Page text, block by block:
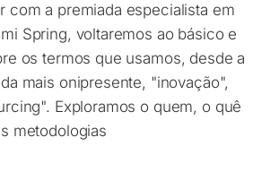
com a premiada especialista em
Spring, voltaremos ao básico e
os termos que usamos, desde a
mais onipresente, "inovação",
Exploramos o quem, o quê
metodologias